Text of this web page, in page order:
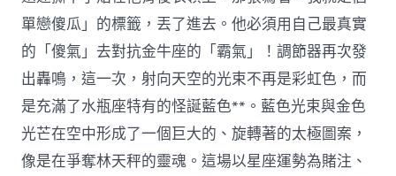
單戀傻瓜」的標籤，丟了進去。他必須用自己最真實
的「傻氣」去對抗金牛座的「霸氣」！調節器再次發
出轟鳴，這一次，射向天空的光束不再是彩虹色，而
是充滿了水瓶座特有的怪誕藍色**。藍色光束與金色
光芒在空中形成了一個巨大的、旋轉著的太極圖案，
像是在爭奪林天秤的靈魂。這場以星座運勢為賭注、